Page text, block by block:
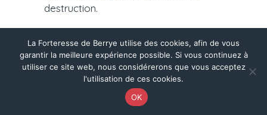
destruction.
9. Liens hypertextes « cookies » et
balises (“tags”) internet
https://forteressedeberrye.com
La Forteresse de Berrye utilise des cookies, afin de vous
garantir la meilleure expérience possible. Si vous continuez à
utiliser ce site web, nous considérerons que vous acceptez
l'utilisation de ces cookies.
OK